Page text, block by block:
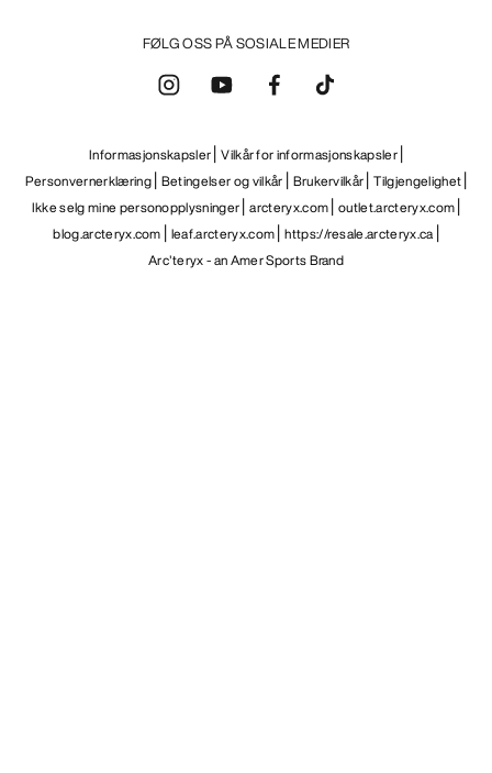
FØLG OSS PÅ SOSIALE MEDIER
Informasjonskapsler Vilkår for informasjonskapsler
Personvernerklæring Betingelser og vilkår Brukervilkår Tilgjengelighet
Ikke selg mine personopplysninger arcteryx.com outlet.arcteryx.com
blog.arcteryx.com leaf.arcteryx.com https://resale.arcteryx.ca
Arc'teryx - an Amer Sports Brand